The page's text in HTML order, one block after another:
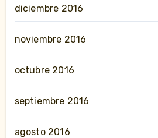
diciembre 2016
noviembre 2016
octubre 2016
septiembre 2016
agosto 2016